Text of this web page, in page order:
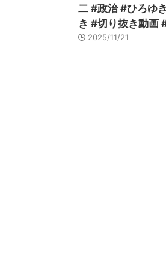
二 #政治 #ひろゆ
き #切り抜き動画
2025/11/21